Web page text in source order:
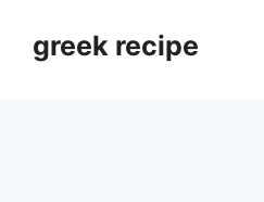
contentgreek recipe